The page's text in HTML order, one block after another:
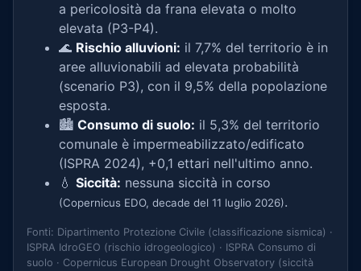
a pericolosità da frana elevata o molto
elevata (P3-P4).
🌊 Rischio alluvioni: il 7,7% del territorio è in
aree alluvionabili ad elevata probabilità
(scenario P3), con il 9,5% della popolazione
esposta.
🏙️ Consumo di suolo: il 5,3% del territorio
comunale è impermeabilizzato/edificato
(ISPRA 2024), +0,1 ettari nell'ultimo anno.
💧 Siccità: nessuna siccità in corso
(Copernicus EDO, decade del 11 luglio 2026).
Fonti: Dipartimento Protezione Civile (classificazione sismica) ·
ISPRA IdroGEO (rischio idrogeologico) · ISPRA Consumo di
suolo · Copernicus European Drought Observatory (siccità